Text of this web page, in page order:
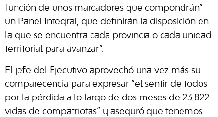
función de unos marcadores que compondrán”
un Panel Integral, que definirán la disposición en
la que se encuentra cada provincia o cada unidad
territorial para avanzar”.
El jefe del Ejecutivo aprovechó una vez más su
comparecencia para expresar “el sentir de todos
por la pérdida a lo largo de dos meses de 23.822
vidas de compatriotas” y aseguró que tenemos